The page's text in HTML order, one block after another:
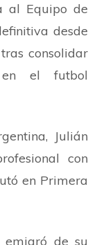
al Equipo de
desde
consolidar
en el futbol
Julián
con
en Primera
emigró de su